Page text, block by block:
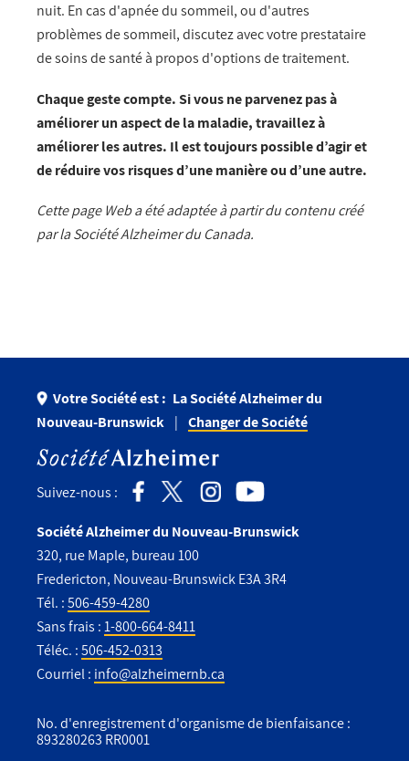
nuit. En cas d'apnée du sommeil, ou d'autres
problèmes de sommeil, discutez avec votre prestataire
de soins de santé à propos d'options de traitement.
Chaque geste compte. Si vous ne parvenez pas à
améliorer un aspect de la maladie, travaillez à
améliorer les autres. Il est toujours possible d’agir et
de réduire vos risques d’une manière ou d’une autre.
Cette page Web a été adaptée à partir du contenu créé
par la Société Alzheimer du Canada.
Votre Société est : La Société Alzheimer du
Nouveau-Brunswick
Changer de Société
Suivez-nous :
Société Alzheimer du Nouveau-Brunswick
320, rue Maple, bureau 100
Fredericton, Nouveau-Brunswick E3A 3R4
Tél. :506-459-4280
Sans frais :1-800-664-8411
Téléc. :506-452-0313
Courriel : info@alzheimernb.ca
No. d'enregistrement d'organisme de bienfaisance :
893280263 RR0001